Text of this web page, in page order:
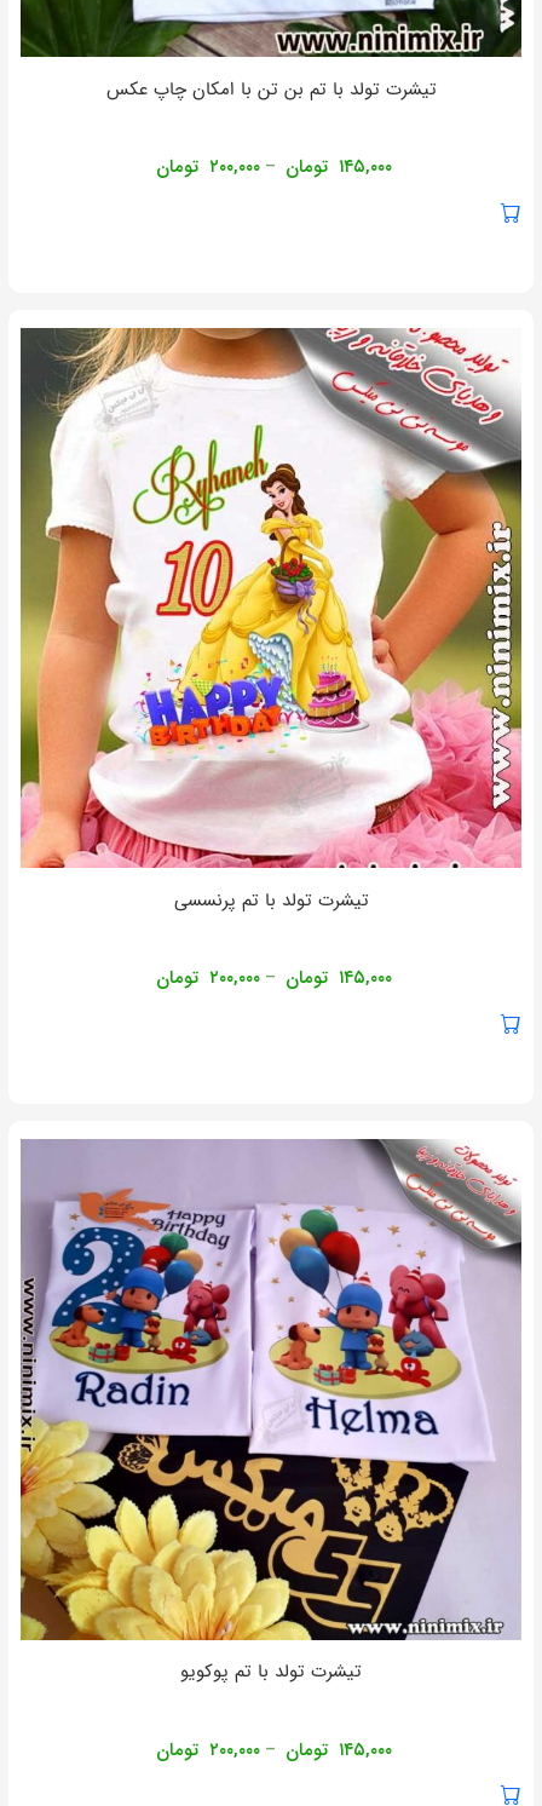
تیشرت تولد با تم بن تن با امکان چاپ عکس
۱۴۵,۰۰۰ تومان – ۲۰۰,۰۰۰ تومان
تیشرت تولد با تم پرنسسی
۱۴۵,۰۰۰ تومان – ۲۰۰,۰۰۰ تومان
تیشرت تولد با تم پوکویو
۱۴۵,۰۰۰ تومان – ۲۰۰,۰۰۰ تومان